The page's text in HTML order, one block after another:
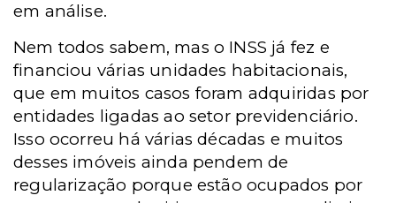
em análise.
Nem todos sabem, mas o INSS já fez e
financiou várias unidades habitacionais,
que em muitos casos foram adquiridas por
entidades ligadas ao setor previdenciário.
Isso ocorreu há várias décadas e muitos
desses imóveis ainda pendem de
regularização porque estão ocupados por